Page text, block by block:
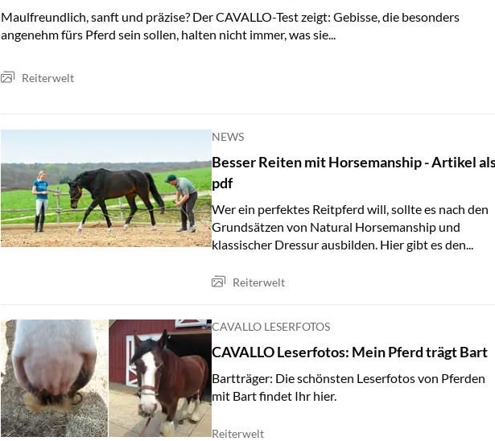
Maulfreundlich, sanft und präzise? Der CAVALLO-Test zeigt: Gebisse, die besonders
angenehm fürs Pferd sein sollen, halten nicht immer, was sie...
Reiterwelt
NEWS
Besser Reiten mit Horsemanship - Artikel
pdf
Wer ein perfektes Reitpferd will, sollte es nach den
Grundsätzen von Natural Horsemanship und
klassischer Dressur ausbilden. Hier gibt es den...
Reiterwelt
CAVALLO LESERFOTOS
CAVALLO Leserfotos: Mein Pferd trägt Bart
Bartträger: Die schönsten Leserfotos von Pferden
mit Bart findet Ihr hier.
Reiterwelt